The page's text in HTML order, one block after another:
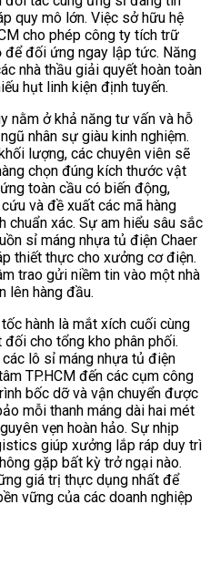
quy mô lớn. Việc sở hữu hệ
cho phép công ty tích trữ
đối ứng ngay lập tức. Năng
nhà thầu giải quyết hoàn toàn
hụt linh kiện định tuyến.
nằm ở khả năng tư vấn và hỗ
nhân sự giàu kinh nghiệm.
lượng, các chuyên viên sẽ
chọn đúng kích thước vật
toàn cầu có biến động,
và đề xuất các mã hàng
xác. Sự am hiểu sâu sắc
sỉ máng nhựa tủ điện Chaer
thiết thực cho xưởng cơ điện.
trao gửi niềm tin vào một nhà
lên hàng đầu.
hành là mắt xích cuối cùng
cho tổng kho phân phối.
lô sỉ máng nhựa tủ điện
TP.HCM đến các cụm công
bốc dỡ và vận chuyển được
mỗi thanh máng dài hai mét
vẹn hoàn hảo. Sự nhịp
giúp xưởng lắp ráp duy trì
gặp bất kỳ trở ngại nào.
giá trị thực dụng nhất để
vững của các doanh nghiệp